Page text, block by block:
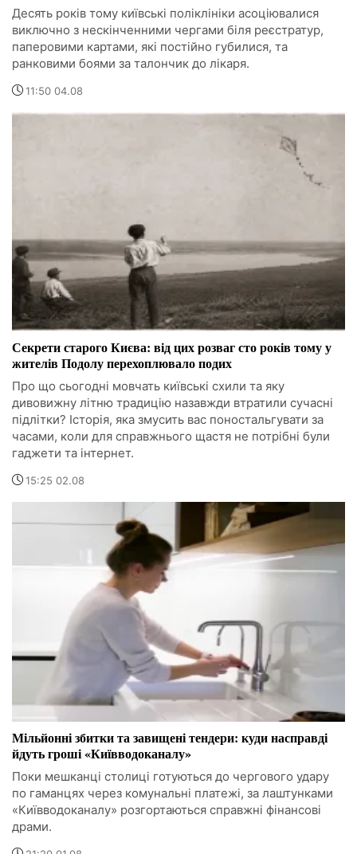
Десять років тому київські поліклініки асоціювалися
виключно з нескінченними чергами біля реєстратур,
паперовими картами, які постійно губилися, та
ранковими боями за талончик до лікаря.
11:50 04.08
Секрети старого Києва: від цих розваг сто років тому у
жителів Подолу перехоплювало подих
Про що сьогодні мовчать київські схили та яку
дивовижну літню традицію назавжди втратили сучасні
підлітки? Історія, яка змусить вас поностальгувати за
часами, коли для справжнього щастя не потрібні були
гаджети та інтернет.
15:25 02.08
Мільйонні збитки та завищені тендери: куди насправді
йдуть гроші «Київводоканалу»
Поки мешканці столиці готуються до чергового удару
по гаманцях через комунальні платежі, за лаштунками
«Київводоканалу» розгортаються справжні фінансові
драми.